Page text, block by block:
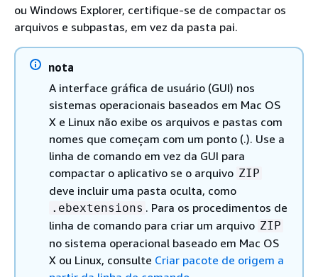
ou Windows Explorer, certifique-se de compactar os
arquivos e subpastas, em vez da pasta pai.
nota
A interface gráfica de usuário (GUI) nos
sistemas operacionais baseados em Mac OS
X e Linux não exibe os arquivos e pastas com
nomes que começam com um ponto (.). Use a
linha de comando em vez da GUI para
compactar o aplicativo se o arquivo ZIP
deve incluir uma pasta oculta, como
.ebextensions . Para os procedimentos de
linha de comando para criar um arquivo ZIP
no sistema operacional baseado em Mac OS
X ou Linux, consulte Criar pacote de origem a